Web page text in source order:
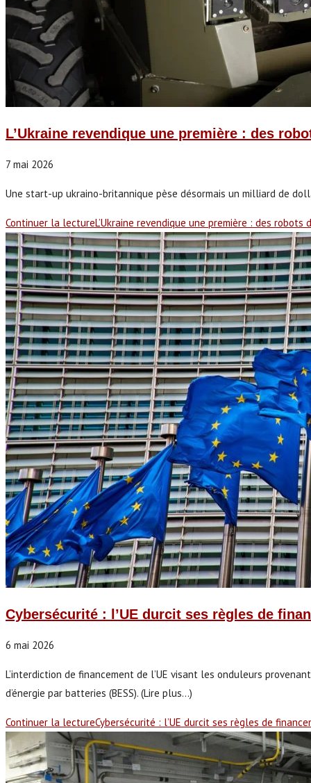
L’Ukraine revendique une première : des
7 mai 2026
Une start-up ukraino-britannique pèse désormais un milliard de
Continuer la lectureL’Ukraine revendique une première : des
Cybersécurité : l’UE durcit ses règles de
6 mai 2026
L’interdiction de financement de l’UE visant les onduleurs
d’énergie par batteries (BESS). (Lire plus...)
Continuer la lectureCybersécurité : l’UE durcit ses règles de